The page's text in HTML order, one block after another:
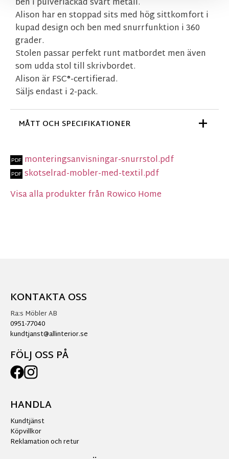
Alison har en stoppad sits med hög sittkomfort i
kupad design och ben med snurrfunktion i 360
grader.
Stolen passar perfekt runt matbordet men även
som udda stol till skrivbordet.
Alison är FSC®-certifierad.
Säljs endast i 2-pack.
MÅTT OCH SPECIFIKATIONER
monteringsanvisningar-snurrstol.pdf
skotselrad-mobler-med-textil.pdf
Visa alla produkter från Rowico Home
KONTAKTA OSS
Ra:s Möbler AB
0951-77040
kundtjanst@allinterior.se
FÖLJ OSS PÅ
HANDLA
Kundtjänst
Köpvillkor
Reklamation och retur